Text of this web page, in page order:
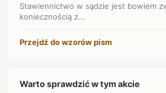
Stawiennictwo w sądzie jest bowiem
koniecznością z...
Przejdź do wzorów pism
Warto sprawdzić w tym akcie